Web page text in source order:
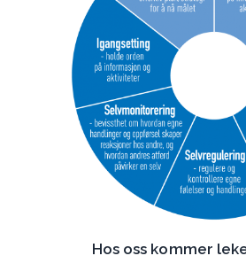
Hos oss kommer